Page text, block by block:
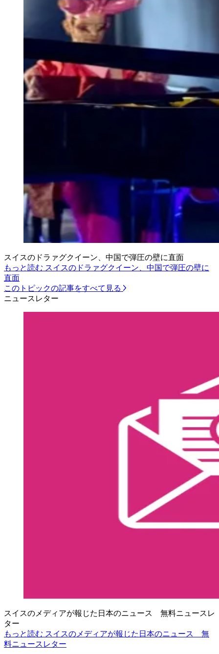
スイスのドラァグクイーン、中国で弾圧の壁に直面
もっと読む スイスのドラァグクイーン、中国で弾圧の壁に
直面
このトピックの記事をすべて見る
ニュースレター
スイスのメディアが報じた日本のニュース 無料ニュースレ
ター
もっと読む スイスのメディアが報じた日本のニュース 無
料ニュースレター